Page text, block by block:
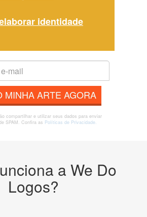
identidade
MINHA ARTE AGORA
compartilhar e utilizar seus dados para enviar
SPAM. Confira as Políticas de Privacidade.
a We Do
Logos?